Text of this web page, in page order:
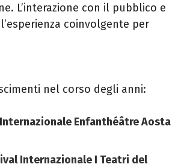
L’interazione con il pubblico e
coinvolgente per
nel corso degli anni:
Enfanthéâtre Aosta
Internazionale I Teatri del